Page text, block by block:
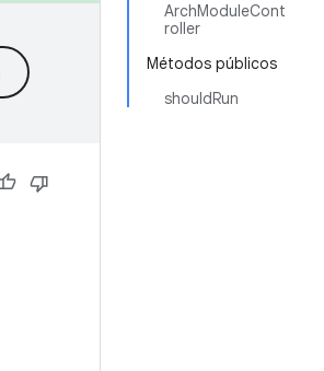
ArchModuleCont
roller
Métodos públicos
shouldRun